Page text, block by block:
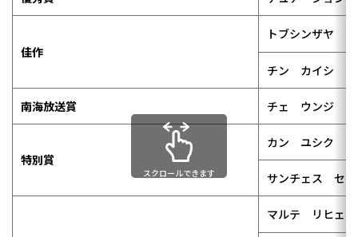
佳作
トブシンザヤ
チン カイシ
南海放送賞 チェ ウンジ
特別賞
カン ユシク
サンチェス セ
マルテ リヒェ
スクロールできます